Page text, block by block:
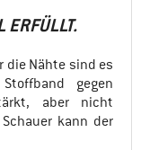
ERFÜLLT.
die Nähte sind es
gegen
aber nicht
kann der